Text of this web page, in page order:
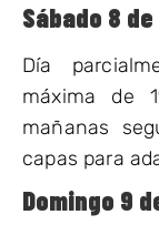
Sábado 8
Día
máxima de
mañanas
capas para
Domingo 9